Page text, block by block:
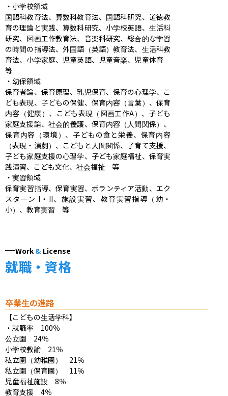
・小学校領域
国語科教育法、算数科教育法、国語科研究、道徳教
育の理論と実践、算数科研究、小学校英語、生活科
研究、図画工作教育法、音楽科研究、総合的な学習
の時間の指導法、外国語（英語）教育法、生活科教
育法、小学家庭、児童英語、児童音楽、児童体育
等
・幼保領域
保育者論、保育原理、乳児保育、保育の心理学、こ
ども表現、子どもの保健、保育内容（言葉）、保育
内容（健康）、こども表現（図画工作A）、子ども
家庭支援論、社会的養護、保育内容（人間関係）、
保育内容（環境）、子どもの食と栄養、保育内容
（表現・演劇）、こどもと人間関係、子育て支援、
子ども家庭支援の心理学、子ども家庭福祉、保育実
践演習、こども文化、社会福祉　等
・実習領域
保育実習指導、保育実習、ボランティア活動、エク
スターン I・II、施設実習、教育実習指導（幼・
小）、教育実習　等
Work & License
就職・資格
卒業生の進路
【こどもの生活学科】
・就職率　100％
公立園　24％
小学校教諭　21％
私立園（幼稚園）　21％
私立園（保育園）　11％
児童福祉施設　8％
教育支援　4％